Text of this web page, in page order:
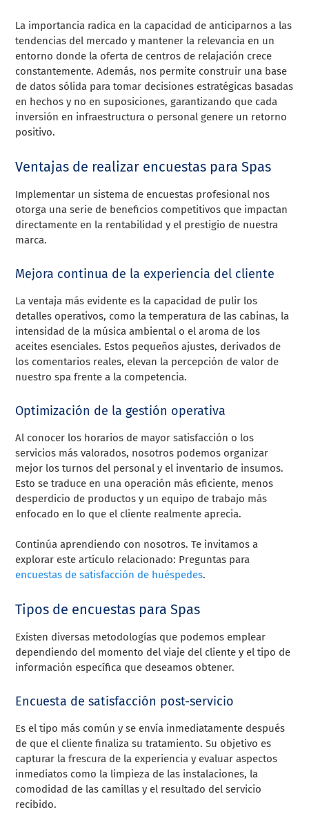
La importancia radica en la capacidad de anticiparnos a las
tendencias del mercado y mantener la relevancia en un
entorno donde la oferta de centros de relajación crece
constantemente. Además, nos permite construir una base
de datos sólida para tomar decisiones estratégicas basadas
en hechos y no en suposiciones, garantizando que cada
inversión en infraestructura o personal genere un retorno
positivo.
Ventajas de realizar encuestas para Spas
Implementar un sistema de encuestas profesional nos
otorga una serie de beneficios competitivos que impactan
directamente en la rentabilidad y el prestigio de nuestra
marca.
Mejora continua de la experiencia del cliente
La ventaja más evidente es la capacidad de pulir los
detalles operativos, como la temperatura de las cabinas, la
intensidad de la música ambiental o el aroma de los
aceites esenciales. Estos pequeños ajustes, derivados de
los comentarios reales, elevan la percepción de valor de
nuestro spa frente a la competencia.
Optimización de la gestión operativa
Al conocer los horarios de mayor satisfacción o los
servicios más valorados, nosotros podemos organizar
mejor los turnos del personal y el inventario de insumos.
Esto se traduce en una operación más eficiente, menos
desperdicio de productos y un equipo de trabajo más
enfocado en lo que el cliente realmente aprecia.
Continúa aprendiendo con nosotros. Te invitamos a
explorar este artículo relacionado: Preguntas para
encuestas de satisfacción de huéspedes.
Tipos de encuestas para Spas
Existen diversas metodologías que podemos emplear
dependiendo del momento del viaje del cliente y el tipo de
información específica que deseamos obtener.
Encuesta de satisfacción post-servicio
Es el tipo más común y se envía inmediatamente después
de que el cliente finaliza su tratamiento. Su objetivo es
capturar la frescura de la experiencia y evaluar aspectos
inmediatos como la limpieza de las instalaciones, la
comodidad de las camillas y el resultado del servicio
recibido.